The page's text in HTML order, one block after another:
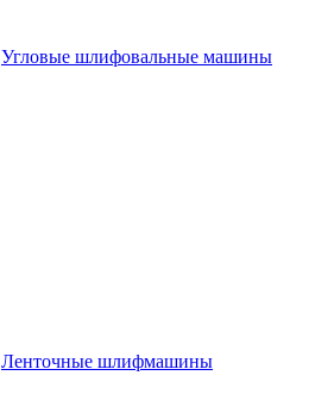
Угловые шлифовальные машины
Ленточные шлифмашины